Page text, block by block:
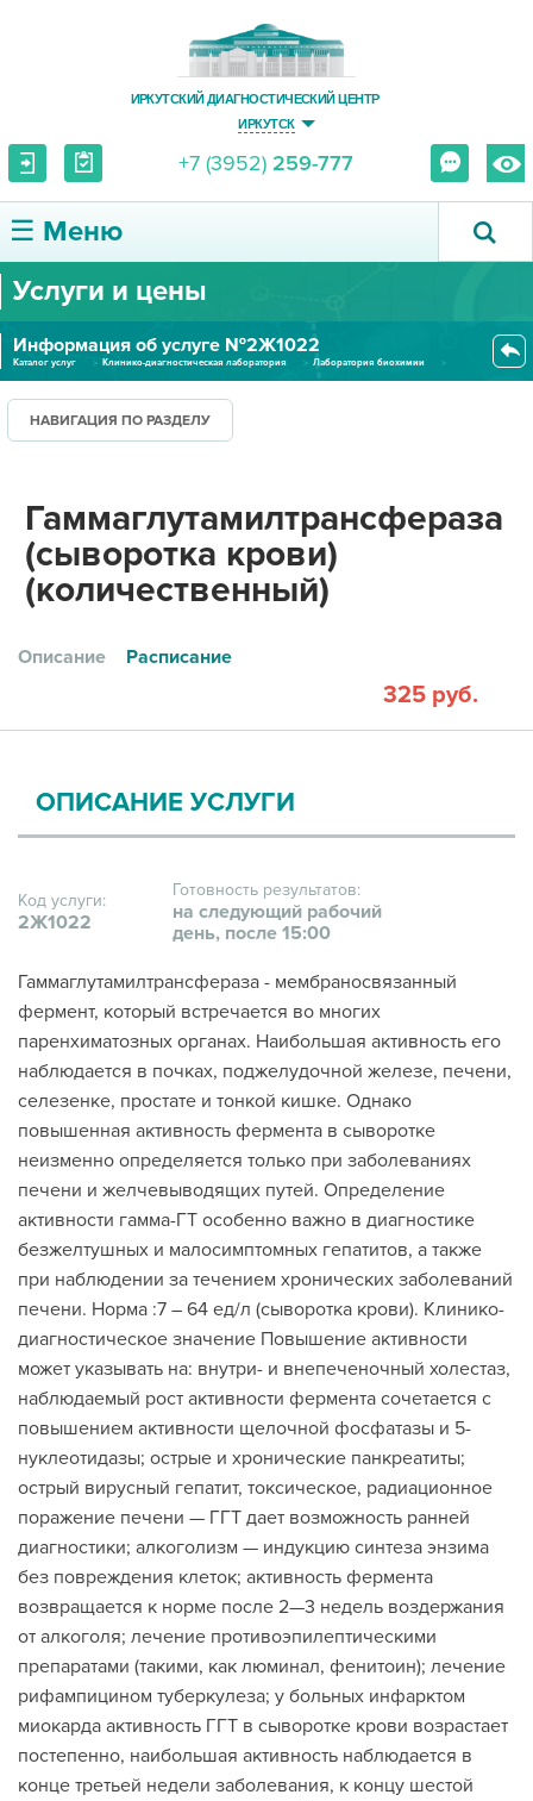
ИРКУТСКИЙ ДИАГНОСТИЧЕСКИЙ ЦЕНТР
ИРКУТСК
+7 (3952) 259-777
☰ Меню
О ЦЕНТРЕ
УСЛУГИ И ЦЕНЫ
ПАЦИЕНТУ
ПРАВОВАЯ ИНФОРМАЦИЯ
Услуги и цены
Информация об услуге №2Ж1022
Каталог услуг Клинико-диагностическая лаборатория
Лаборатория биохимии
НАВИГАЦИЯ ПО РАЗДЕЛУ
Гаммаглутамилтрансфераза
(сыворотка крови)
(количественный)
Описание Расписание
325 руб.
ОПИСАНИЕ УСЛУГИ
Код услуги:
2Ж1022
Готовность результатов:
на следующий рабочий
день, после 15:00
Гаммаглутамилтрансфераза - мембраносвязанный
фермент, который встречается во многих
паренхиматозных органах. Наибольшая активность его
наблюдается в почках, поджелудочной железе, печени,
селезенке, простате и тонкой кишке. Однако
повышенная активность фермента в сыворотке
неизменно определяется только при заболеваниях
печени и желчевыводящих путей. Определение
активности гамма-ГТ особенно важно в диагностике
безжелтушных и малосимптомных гепатитов, а также
при наблюдении за течением хронических заболеваний
печени. Норма :7 – 64 ед/л (сыворотка крови). Клинико-
диагностическое значение Повышение активности
может указывать на: внутри- и внепеченочный холестаз,
наблюдаемый рост активности фермента сочетается с
повышением активности щелочной фосфатазы и 5-
нуклеотидазы; острые и хронические панкреатиты;
острый вирусный гепатит, токсическое, радиационное
поражение печени — ГГТ дает возможность ранней
диагностики; алкоголизм — индукцию синтеза энзима
без повреждения клеток; активность фермента
возвращается к норме после 2—3 недель воздержания
от алкоголя; лечение противоэпилептическими
препаратами (такими, как люминал, фенитоин); лечение
рифампицином туберкулеза; у больных инфарктом
миокарда активность ГГТ в сыворотке крови возрастает
постепенно, наибольшая активность наблюдается в
конце третьей недели заболевания, к концу шестой